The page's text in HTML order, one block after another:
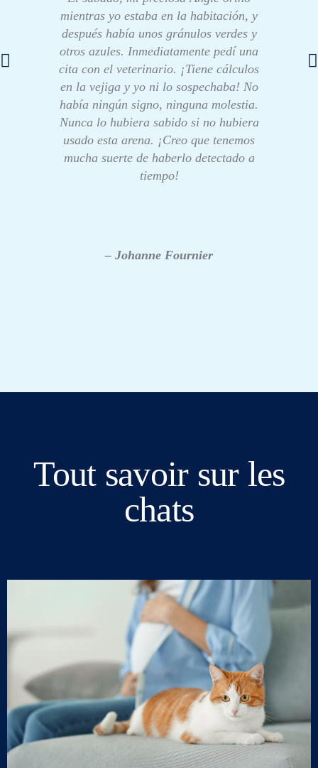
mientras yo estaba en la habitación, y
después había unos gránulos verdes y
otros azules. Inmediatamente pedí una
cita con el veterinario. ¡Tiene cálculos
en la vejiga y yo ni lo sospechaba! No
había ningún signo, ninguna molestia.
Nunca lo hubiera sabido si no hubiera
usado esta arena. ¡Creo que tenemos
mucha suerte de haberlo detectado a
tiempo!
– Johanne Fournier
Tout savoir sur les
chats